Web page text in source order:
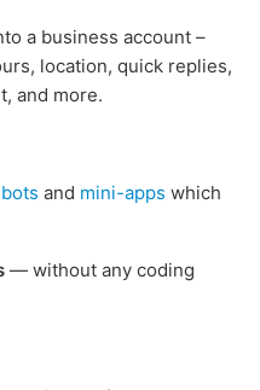
a business account –
location, quick replies,
and more.
and mini-apps which
— without any coding